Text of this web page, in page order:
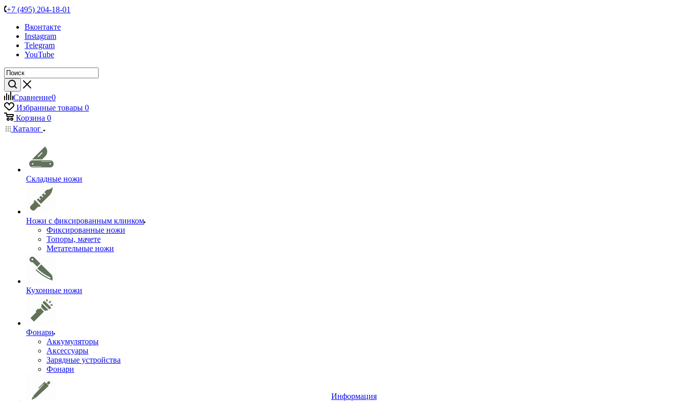
+7 (495) 204-18-01
Вконтакте
Instagram
Telegram
YouTube
Сравнение0
Избранные товары 0
Корзина 0
Каталог
Складные ножи
Ножи с фиксированным клинком
Фиксированные ножи
Топоры, мачете
Метательные ножи
Кухонные ножи
Фонари
Аккумуляторы
Аксессуары
Зарядные устройства
Фонари
Информация